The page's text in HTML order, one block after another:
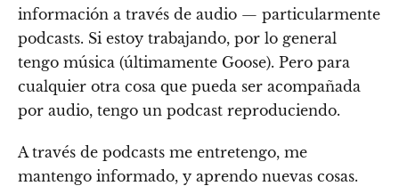
información a través de audio — particularmente
podcasts. Si estoy trabajando, por lo general
tengo música (últimamente Goose). Pero para
cualquier otra cosa que pueda ser acompañada
por audio, tengo un podcast reproduciendo.
A través de podcasts me entretengo, me
mantengo informado, y aprendo nuevas cosas.